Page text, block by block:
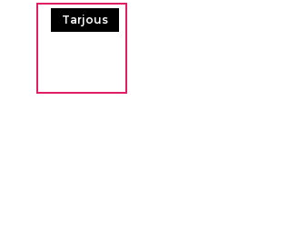
Tarjous